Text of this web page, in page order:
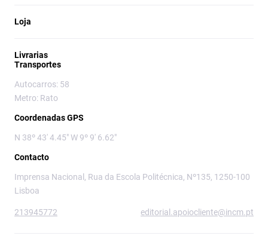
Loja
Livrarias
Transportes
Autocarros: 58
Metro: Rato
Coordenadas GPS
N 38º 43' 4.45" W 9º 9' 6.62"
Contacto
Imprensa Nacional, Rua da Escola Politécnica, Nº135, 1250-100
Lisboa
213945772 editorial.apoiocliente@incm.pt